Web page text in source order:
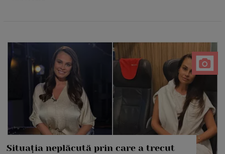
Situația neplăcută prin care a trecut